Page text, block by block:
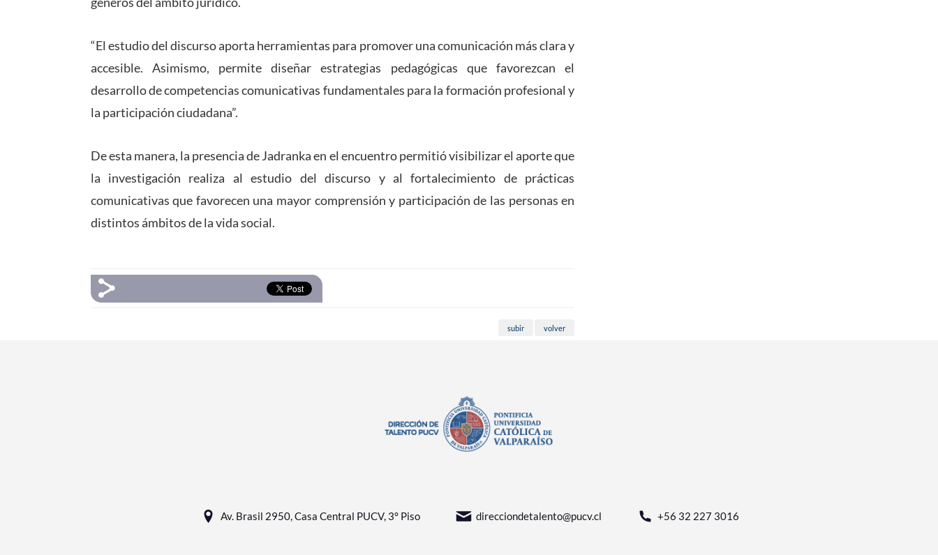
“El estudio del discurso aporta herramientas para promover una comunicación más clara y
accesible. Asimismo, permite diseñar estrategias pedagógicas que favorezcan el
desarrollo de competencias comunicativas fundamentales para la formación profesional y
la participación ciudadana”.
De esta manera, la presencia de Jadranka en el encuentro permitió visibilizar el aporte que
la investigación realiza al estudio del discurso y al fortalecimiento de prácticas
comunicativas que favorecen una mayor comprensión y participación de las personas en
distintos ámbitos de la vida social.
subir volver
Av. Brasil 2950, Casa Central PUCV, 3° Piso direcciondetalento@pucv.cl +56 32 227 3016